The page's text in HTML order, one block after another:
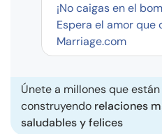
¡No caigas en el
Espera el amor que
Marriage.com
Únete a millones que están
construyendo relaciones
saludables y felices